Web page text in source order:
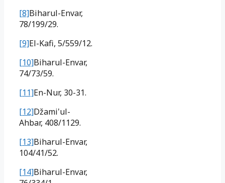
[8]Biharul-Envar,
78/199/29.
[9]El-Kafi, 5/559/12.
[10]Biharul-Envar,
74/73/59.
[11]En-Nur, 30-31.
[12]Džami'ul-
Ahbar, 408/1129.
[13]Biharul-Envar,
104/41/52.
[14]Biharul-Envar,